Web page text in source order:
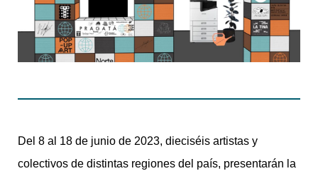
Del 8 al 18 de junio de 2023, dieciséis artistas y
colectivos de distintas regiones del país, presentarán la